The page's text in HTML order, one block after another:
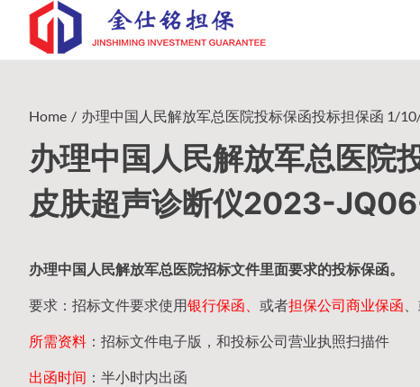
content
Home 办理中国人民解放军总医院投标保函投标担保函 1/
办理中国人民解放军总医
皮肤超声诊断仪2023-
办理中国人民解放军总医院招标文件里面要求的投标保函。
要求：招标文件要求使用银行保函、 或者担保公司商业保函
所需资料 ：招标文件电子版，和投标公司营业执照扫描件
出函时间 ：半小时内出函